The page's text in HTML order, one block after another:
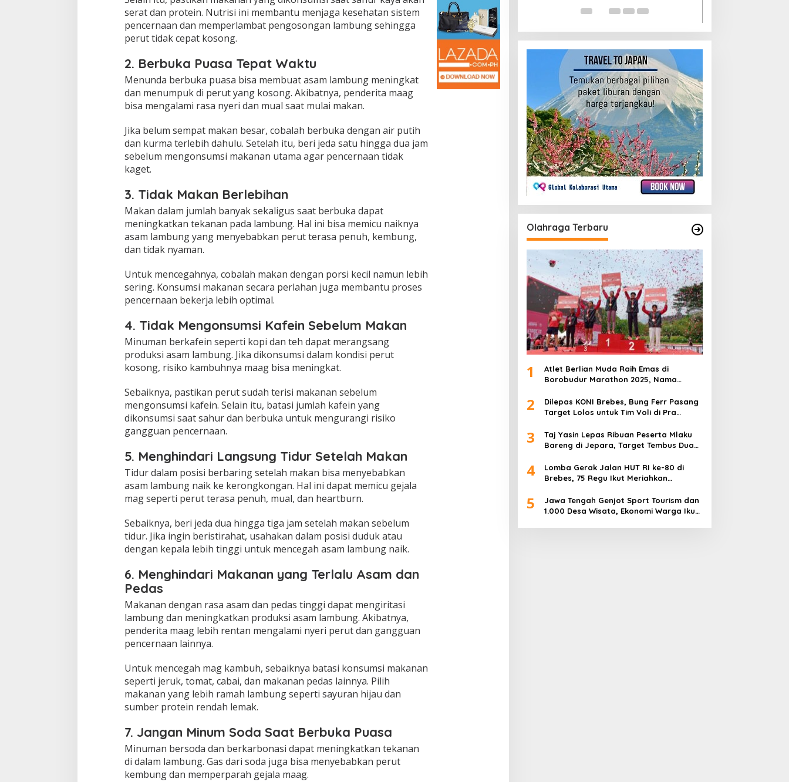
a
m
b
u
g
serat dan protein. Nutrisi ini membantu menjaga kesehatan sistem
pencernaan dan memperlambat pengosongan lambung sehingga
perut tidak cepat kosong.
2. Berbuka Puasa Tepat Waktu
Menunda berbuka puasa bisa membuat asam lambung meningkat
dan menumpuk di perut yang kosong. Akibatnya, penderita maag
bisa mengalami rasa nyeri dan mual saat mulai makan.
Jika belum sempat makan besar, cobalah berbuka dengan air putih
dan kurma terlebih dahulu. Setelah itu, beri jeda satu hingga dua jam
sebelum mengonsumsi makanan utama agar pencernaan tidak
kaget.
3. Tidak Makan Berlebihan
Makan dalam jumlah banyak sekaligus saat berbuka dapat
meningkatkan tekanan pada lambung. Hal ini bisa memicu naiknya
asam lambung yang menyebabkan perut terasa penuh, kembung,
dan tidak nyaman.
Untuk mencegahnya, cobalah makan dengan porsi kecil namun lebih
sering. Konsumsi makanan secara perlahan juga membantu proses
pencernaan bekerja lebih optimal.
4. Tidak Mengonsumsi Kafein Sebelum Makan
Minuman berkafein seperti kopi dan teh dapat merangsang
produksi asam lambung. Jika dikonsumsi dalam kondisi perut
kosong, risiko kambuhnya maag bisa meningkat.
Sebaiknya, pastikan perut sudah terisi makanan sebelum
mengonsumsi kafein. Selain itu, batasi jumlah kafein yang
dikonsumsi saat sahur dan berbuka untuk mengurangi risiko
gangguan pencernaan.
5. Menghindari Langsung Tidur Setelah Makan
Tidur dalam posisi berbaring setelah makan bisa menyebabkan
asam lambung naik ke kerongkongan. Hal ini dapat memicu gejala
mag seperti perut terasa penuh, mual, dan heartburn.
Sebaiknya, beri jeda dua hingga tiga jam setelah makan sebelum
tidur. Jika ingin beristirahat, usahakan dalam posisi duduk atau
dengan kepala lebih tinggi untuk mencegah asam lambung naik.
6. Menghindari Makanan yang Terlalu Asam dan
Pedas
Makanan dengan rasa asam dan pedas tinggi dapat mengiritasi
lambung dan meningkatkan produksi asam lambung. Akibatnya,
penderita maag lebih rentan mengalami nyeri perut dan gangguan
pencernaan lainnya.
Untuk mencegah mag kambuh, sebaiknya batasi konsumsi makanan
seperti jeruk, tomat, cabai, dan makanan pedas lainnya. Pilih
makanan yang lebih ramah lambung seperti sayuran hijau dan
sumber protein rendah lemak.
7. Jangan Minum Soda Saat Berbuka Puasa
Minuman bersoda dan berkarbonasi dapat meningkatkan tekanan
di dalam lambung. Gas dari soda juga bisa menyebabkan perut
kembung dan memperparah gejala maag.
Olahraga Terbaru
1
Atlet Berlian Muda Raih Emas di
Borobudur Marathon 2025, Nama
2
Dilepas KONI Brebes, Bung Ferr Pasang
Target Lolos untuk Tim Voli di Pra
3
Taj Yasin Lepas Ribuan Peserta Mlaku
Bareng di Jepara, Target Tembus Dua
4
Lomba Gerak Jalan HUT RI ke-80 di
Brebes, 75 Regu Ikut Meriahkan
5
Jawa Tengah Genjot Sport Tourism dan
1.000 Desa Wisata, Ekonomi Warga Ikut